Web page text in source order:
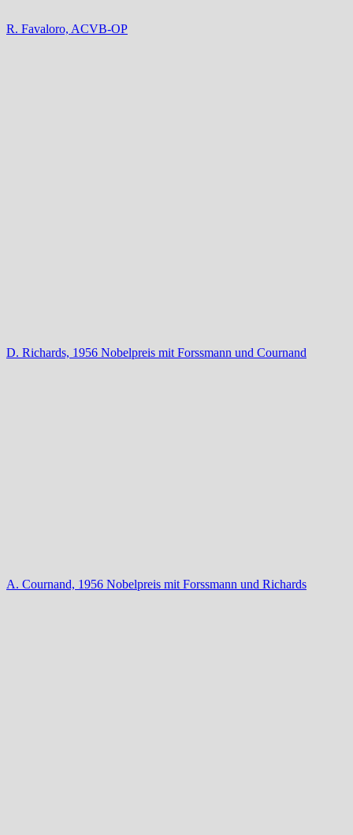
R. Favaloro, ACVB-OP
D. Richards, 1956 Nobelpreis mit Forssmann und Cournand
A. Cournand, 1956 Nobelpreis mit Forssmann und Richards